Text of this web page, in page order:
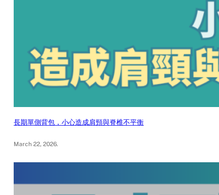
長期單側背包，小心造成肩頸與脊椎不平衡
March 22, 2026.